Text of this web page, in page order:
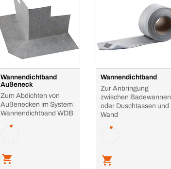
Wannendichtband
Außeneck
Zum Abdichten von
Außenecken im System
Wannendichtband WDB
Wannendichtband
Zur Anbringung
zwischen Badewannen
oder Duschtassen und
Wand